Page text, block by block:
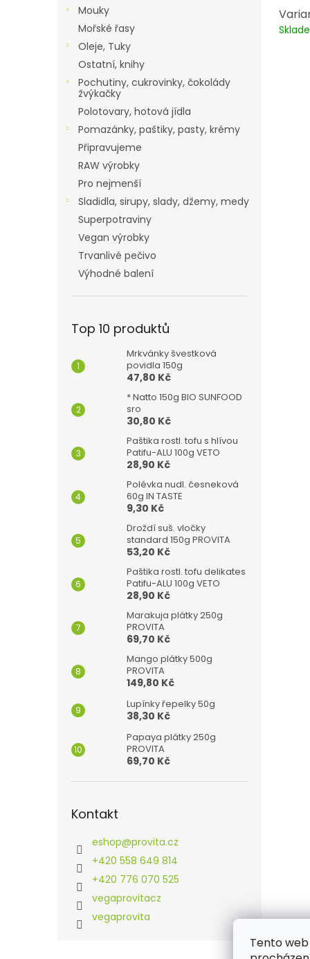
Tento
Mouky
Mořské řasy
Oleje, Tuky
Ostatní, knihy
Pochutiny, cukrovinky, čokolády
žvýkačky
Polotovary, hotová jídla
Pomazánky, paštiky, pasty, krémy
Připravujeme
RAW výrobky
Pro nejmenší
Sladidla, sirupy, slady, džemy, medy
Superpotraviny
Vegan výrobky
Trvanlivé pečivo
Výhodné balení
Top 10 produktů
Mrkvánky švestková
povidla 150g
47,80 Kč
* Natto 150g BIO SUNFOOD
sro
30,80 Kč
Paštika rostl. tofu s hlívou
Patifu-ALU 100g VETO
28,90 Kč
Polévka nudl. česneková
60g IN TASTE
9,30 Kč
Droždí suš. vločky
standard 150g PROVITA
53,20 Kč
Paštika rostl. tofu delikates
Patifu-ALU 100g VETO
28,90 Kč
Marakuja plátky 250g
PROVITA
69,70 Kč
Mango plátky 500g
PROVITA
149,80 Kč
Lupínky řepelky 50g
38,30 Kč
Papaya plátky 250g
PROVITA
69,70 Kč
Kontakt
eshop@provita.cz
+420 558 649 814
+420 776 070 525
vegaprovitacz
vegaprovita